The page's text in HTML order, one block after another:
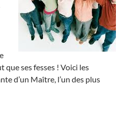
que ses fesses ! Voici les
d’un Maître, l’un des plus